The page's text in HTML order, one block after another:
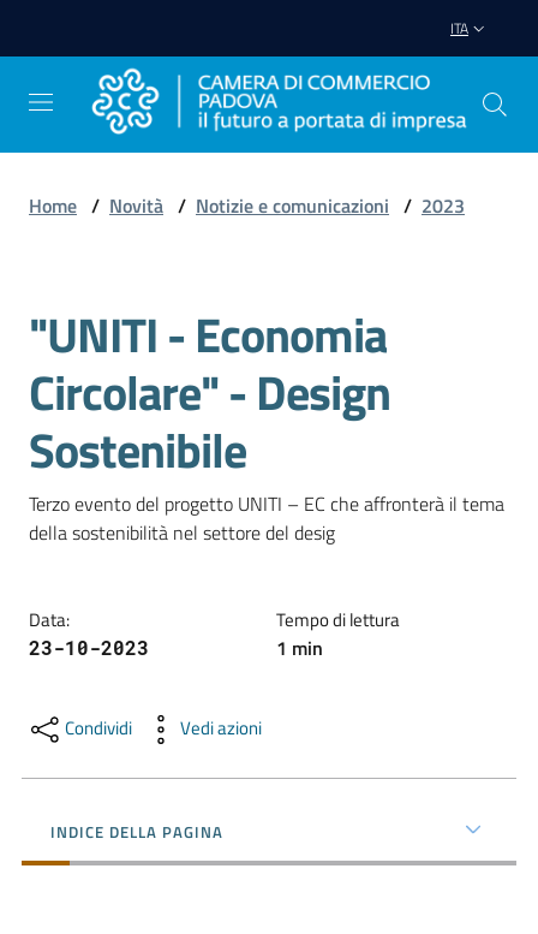
ITA
Gestire
Impresa
Promuovere
Impresa
e
Impresa
Home / Novità / Notizie e comunicazioni / 2023
Salta al contenuto
"UNITI - Economia
Circolare" - Design
Sostenibile
Terzo evento del progetto UNITI – EC che affronterà il tema
della sostenibilità nel settore del desig
Data:
23-10-2023
Tempo di lettura
1 min
Condividi Vedi azioni
INDICE DELLA PAGINA